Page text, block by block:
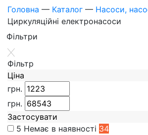
Головна — Каталог — Насоси,
Циркуляційні електронасоси
Фiльтри
Фiльтр
Ціна
грн.
грн.
Застосувати
5 Немає в наявності 34